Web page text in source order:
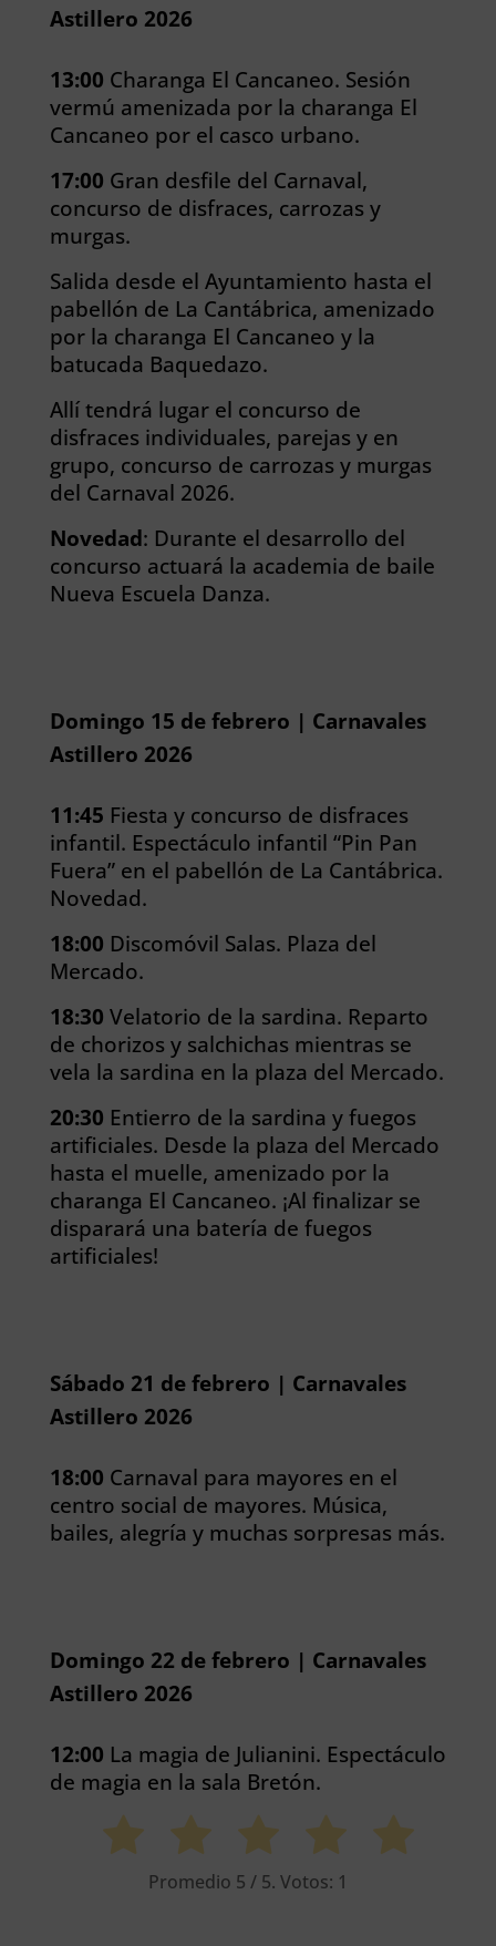
Astillero 2026
13:00 Charanga El Cancaneo. Sesión
vermú amenizada por la charanga El
Cancaneo por el casco urbano.
17:00 Gran desfile del Carnaval,
concurso de disfraces, carrozas y
murgas.
Salida desde el Ayuntamiento hasta el
pabellón de La Cantábrica, amenizado
por la charanga El Cancaneo y la
batucada Baquedazo.
Allí tendrá lugar el concurso de
disfraces individuales, parejas y en
grupo, concurso de carrozas y murgas
del Carnaval 2026.
Novedad: Durante el desarrollo del
concurso actuará la academia de baile
Nueva Escuela Danza.
Domingo 15 de febrero | Carnavales
Astillero 2026
11:45 Fiesta y concurso de disfraces
infantil. Espectáculo infantil “Pin Pan
Fuera” en el pabellón de La Cantábrica.
Novedad.
18:00 Discomóvil Salas. Plaza del
Mercado.
18:30 Velatorio de la sardina. Reparto
de chorizos y salchichas mientras se
vela la sardina en la plaza del Mercado.
20:30 Entierro de la sardina y fuegos
artificiales. Desde la plaza del Mercado
hasta el muelle, amenizado por la
charanga El Cancaneo. ¡Al finalizar se
disparará una batería de fuegos
artificiales!
Sábado 21 de febrero | Carnavales
Astillero 2026
18:00 Carnaval para mayores en el
centro social de mayores. Música,
bailes, alegría y muchas sorpresas más.
Domingo 22 de febrero | Carnavales
Astillero 2026
12:00 La magia de Julianini. Espectáculo
de magia en la sala Bretón.
Promedio 5 / 5. Votos: 1